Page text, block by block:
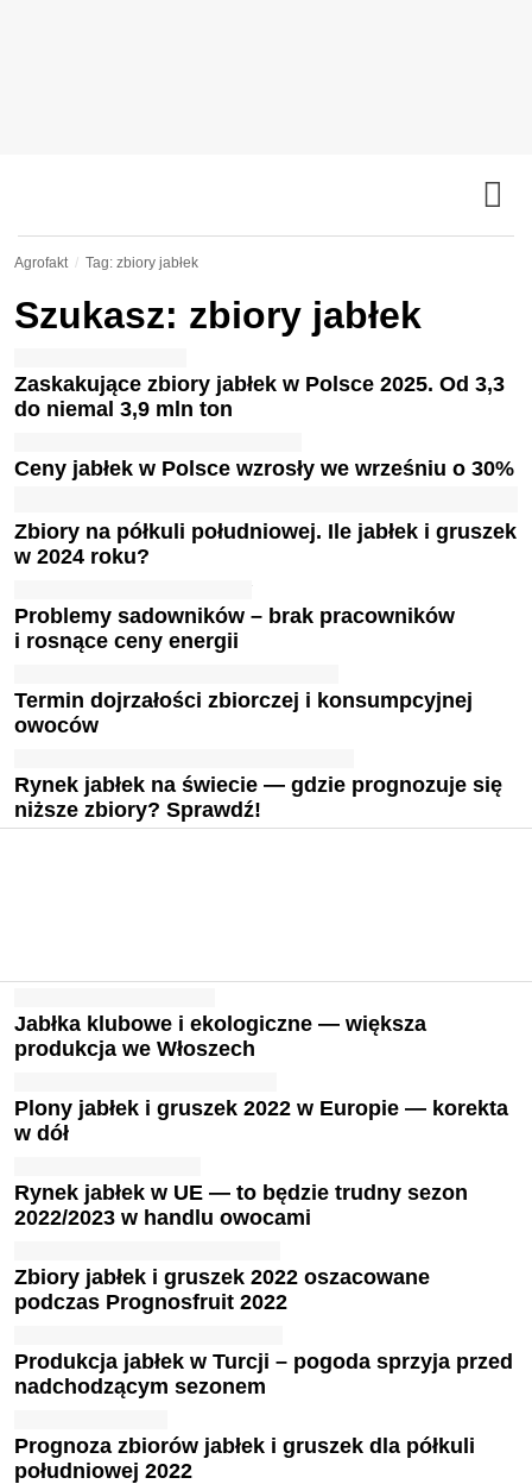
Agrofakt Tag: zbiory jabłek
Szukasz: zbiory jabłek
Zaskakujące zbiory jabłek w Polsce 2025. Od 3,3
do niemal 3,9 mln ton
Ceny jabłek w Polsce wzrosły we wrześniu o 30%
Zbiory na półkuli południowej. Ile jabłek i gruszek
w 2024 roku?
Problemy sadowników – brak pracowników
i rosnące ceny energii
Termin dojrzałości zbiorczej i konsumpcyjnej
owoców
Rynek jabłek na świecie — gdzie prognozuje się
niższe zbiory? Sprawdź!
Jabłka klubowe i ekologiczne — większa
produkcja we Włoszech
Plony jabłek i gruszek 2022 w Europie — korekta
w dół
Rynek jabłek w UE — to będzie trudny sezon
2022/2023 w handlu owocami
Zbiory jabłek i gruszek 2022 oszacowane
podczas Prognosfruit 2022
Produkcja jabłek w Turcji – pogoda sprzyja przed
nadchodzącym sezonem
Prognoza zbiorów jabłek i gruszek dla półkuli
południowej 2022